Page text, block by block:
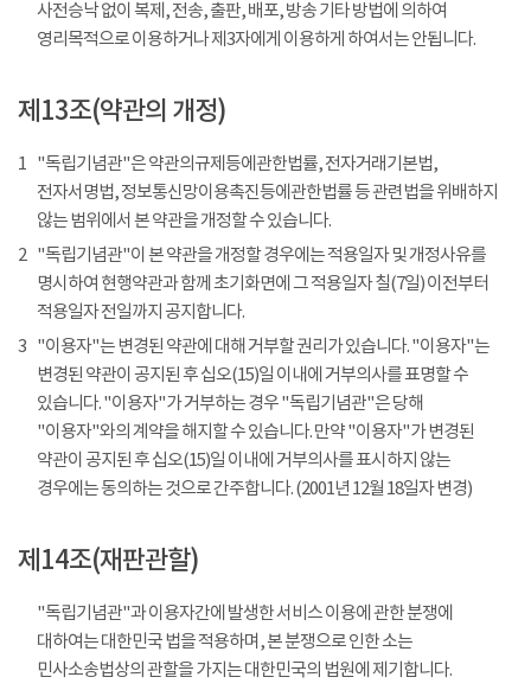
사전승낙 없이 복제, 전송, 출판, 배포, 방송 기타 방법에 의하여
영리목적으로 이용하거나 제3자에게 이용하게 하여서는 안됩니다.
제13조(약관의 개정)
1 "독립기념관"은 약관의규제등에관한법률, 전자거래기본법,
전자서명법, 정보통신망이용촉진등에관한법률 등 관련법을 위배하지
않는 범위에서 본 약관을 개정할 수 있습니다.
2 "독립기념관"이 본 약관을 개정할 경우에는 적용일자 및 개정사유를
명시하여 현행약관과 함께 초기화면에 그 적용일자 칠(7일) 이전부터
적용일자 전일까지 공지합니다.
3 "이용자"는 변경된 약관에 대해 거부할 권리가 있습니다. "이용자"는
변경된 약관이 공지된 후 십오(15)일 이내에 거부의사를 표명할 수
있습니다. "이용자"가 거부하는 경우 "독립기념관"은 당해
"이용자"와의 계약을 해지할 수 있습니다. 만약 "이용자"가 변경된
약관이 공지된 후 십오(15)일 이내에 거부의사를 표시하지 않는
경우에는 동의하는 것으로 간주합니다. (2001년 12월 18일자 변경)
제14조(재판관할)
"독립기념관"과 이용자간에 발생한 서비스 이용에 관한 분쟁에
대하여는 대한민국 법을 적용하며, 본 분쟁으로 인한 소는
민사소송법상의 관할을 가지는 대한민국의 법원에 제기합니다.